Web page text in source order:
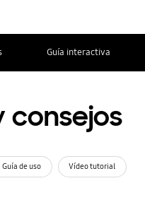
Guía interactiva
consejos
Guía de uso Vídeo tutorial